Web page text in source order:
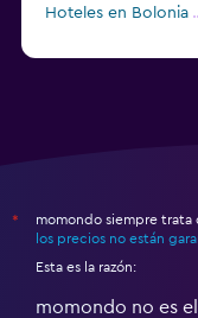
Hoteles en Bolonia
*
momondo siempre trata
los precios no están
Esta es la razón:
momondo no es